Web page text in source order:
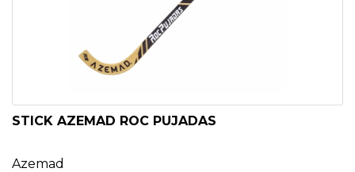
STICK AZEMAD ROC PUJADAS
Azemad